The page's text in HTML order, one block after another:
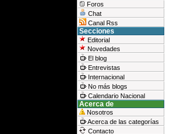
Foros
Chat
Canal Rss
Secciones
Editorial
Novedades
El blog
Entrevistas
Internacional
No más blogs
Calendario Nacional
Acerca de
Nosotros
Acerca de las categorías
Contacto